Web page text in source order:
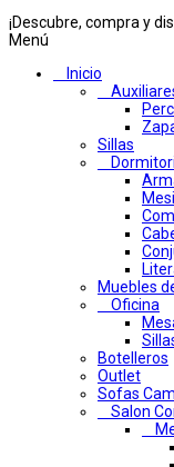
¡Descubre, compra y
Menú
Inicio
Sillas
Muebles
Oficina
Botelleros
Outlet
Sofas
Salon